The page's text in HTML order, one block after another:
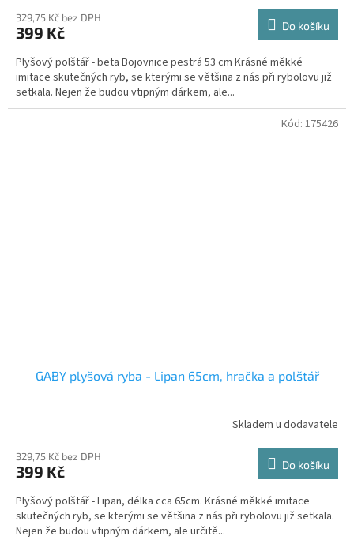
produktu
je
z
5
hvězdiček.
329,75 Kč bez DPH
399 Kč Do košíku
Plyšový polštář - beta Bojovnice pestrá 53 cm Krásné měkké
imitace skutečných ryb, se kterými se většina z nás při rybolovu již
setkala. Nejen že budou vtipným dárkem, ale...
GABY plyšová ryba - Lipan 65cm, hračka a polštář
Skladem u dodavatele
329,75 Kč bez DPH
399 Kč Do košíku
Plyšový polštář - Lipan, délka cca 65cm. Krásné měkké imitace
skutečných ryb, se kterými se většina z nás při rybolovu již setkala.
Nejen že budou vtipným dárkem, ale určitě...
Kód: 175426